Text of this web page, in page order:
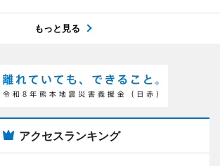
もっと見る
アクセスランキング